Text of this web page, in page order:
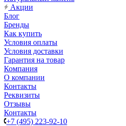
Акции
Блог
Бренды
Как купить
Условия оплаты
Условия доставки
Гарантия на товар
Компания
О компании
Контакты
Реквизиты
Отзывы
Контакты
+7 (495) 223-92-10